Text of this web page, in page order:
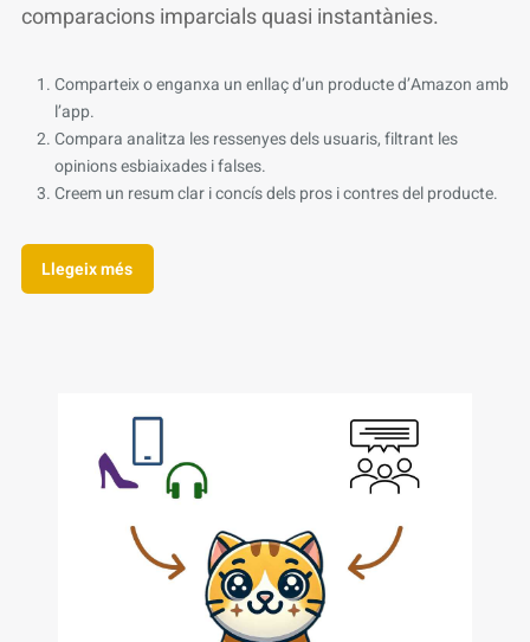
comparacions imparcials quasi instantànies.
Comparteix o enganxa un enllaç d’un producte d’Amazon amb
l’app.
Compara analitza les ressenyes dels usuaris, filtrant les
opinions esbiaixades i falses.
Creem un resum clar i concís dels pros i contres del producte.
Llegeix més